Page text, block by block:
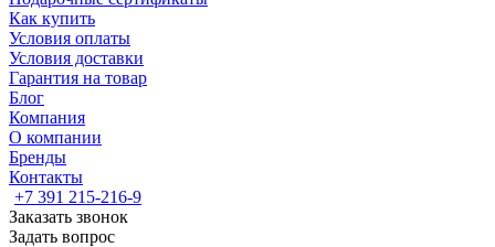
Как купить
Условия оплаты
Условия доставки
Гарантия на товар
Блог
Компания
О компании
Бренды
Контакты
+7 391 215-216-9
Заказать звонок
Задать вопрос